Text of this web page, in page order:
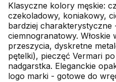
Klasyczne kolory męskie:
czekoladowy, koniakowy,
bardziej charakterystyczne
ciemnogranatowy. Włoskie
przeszycia, dyskretne
pętelki), pieczęć Vermari
nadgarstka. Eleganckie
logo marki - gotowe do